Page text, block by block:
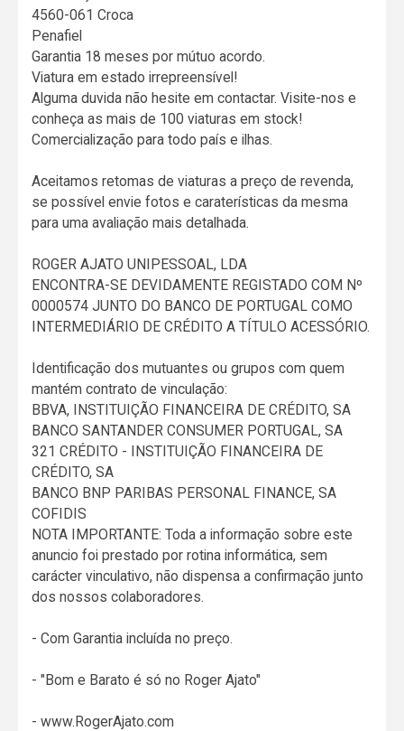
4560-061 Croca
Penafiel
Garantia 18 meses por mútuo acordo.
Viatura em estado irrepreensível!
Alguma duvida não hesite em contactar. Visite-nos e
conheça as mais de 100 viaturas em stock!
Comercialização para todo país e ilhas.
Aceitamos retomas de viaturas a preço de revenda,
se possível envie fotos e caraterísticas da mesma
para uma avaliação mais detalhada.
ROGER AJATO UNIPESSOAL, LDA
ENCONTRA-SE DEVIDAMENTE REGISTADO COM Nº
0000574 JUNTO DO BANCO DE PORTUGAL COMO
INTERMEDIÁRIO DE CRÉDITO A TÍTULO ACESSÓRIO.
Identificação dos mutuantes ou grupos com quem
mantém contrato de vinculação:
BBVA, INSTITUIÇÃO FINANCEIRA DE CRÉDITO, SA
BANCO SANTANDER CONSUMER PORTUGAL, SA
321 CRÉDITO - INSTITUIÇÃO FINANCEIRA DE
CRÉDITO, SA
BANCO BNP PARIBAS PERSONAL FINANCE, SA
COFIDIS
NOTA IMPORTANTE: Toda a informação sobre este
anuncio foi prestado por rotina informática, sem
carácter vinculativo, não dispensa a confirmação junto
dos nossos colaboradores.
- Com Garantia incluída no preço.
- "Bom e Barato é só no Roger Ajato"
- www.RogerAjato.com